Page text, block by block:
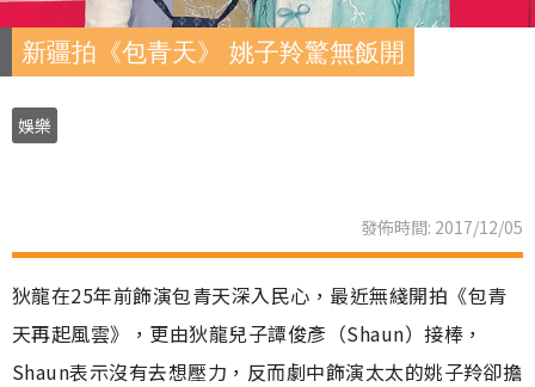
新疆拍《包青天》 姚子羚驚無飯開
娛樂
發佈時間: 2017/12/05
狄龍在25年前飾演包青天深入民心，最近無綫開拍《包青
天再起風雲》，更由狄龍兒子譚俊彥（Shaun）接棒，
Shaun表示沒有去想壓力，反而劇中飾演太太的姚子羚卻擔